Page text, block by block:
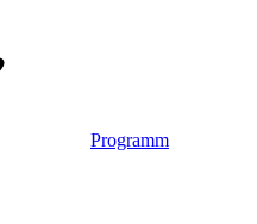
Programm